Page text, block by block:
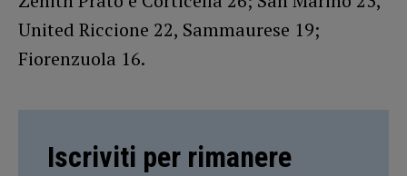
United Riccione 22, Sammaurese 19;
Fiorenzuola 16.
Iscriviti per rimanere